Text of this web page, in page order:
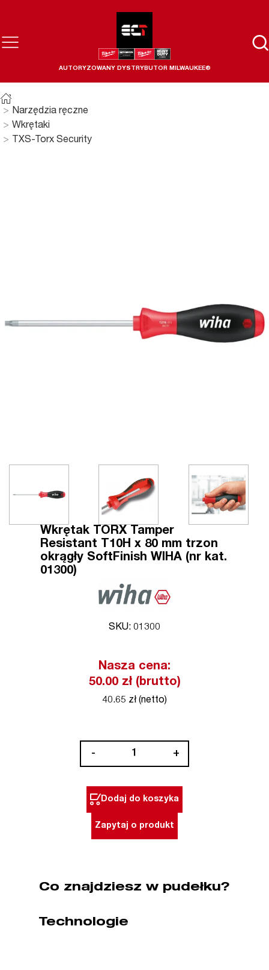
AUTORYZOWANY DYSTRYBUTOR MILWAUKEE®
Narzędzia ręczne
Wkrętaki
TXS-Torx Security
Wkrętak TORX Tamper
Resistant T10H x 80 mm trzon
okrągły SoftFinish WIHA (nr kat.
01300)
SKU: 01300
Nasza cena:
50.00 zł (brutto)
40.65 zł (netto)
-
Tamper
Resistant
T10H
okrągły
WIHA
+
Dodaj do koszyka
Zapytaj o produkt
Co znajdziesz w pudełku?
Technologie